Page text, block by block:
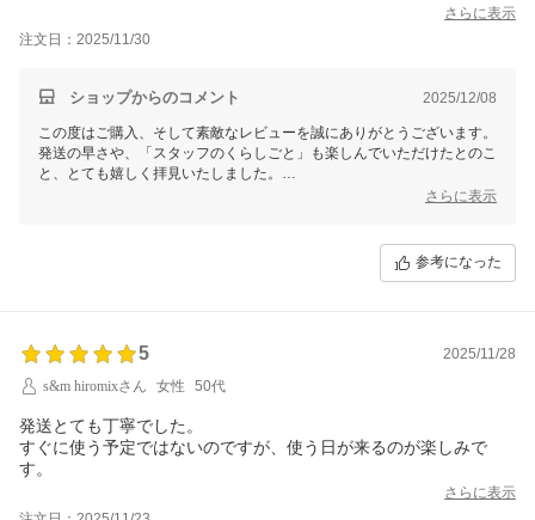
さらに表示
注文日：2025/11/30
ショップからのコメント 2025/12/08
この度はご購入、そして素敵なレビューを誠にありがとうございます。
発送の早さや、「スタッフのくらしごと」も楽しんでいただけたとのこ
と、とても嬉しく拝見いたしました。
クスッと笑っていただけたこと、ほっこりしていただけたことが何より
またご縁がございましたら、どうぞよろしくお願いいたします。
さらに表示
参考になった
5
2025/11/28
s&m hiromixさん
女性 50代
発送とても丁寧でした。
すぐに使う予定ではないのですが、使う日が来るのが楽しみで
す。
さらに表示